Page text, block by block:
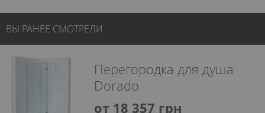
ВЫ РАНЕЕ СМОТРЕЛИ
Перегородка для душа
Dorado
от 18 357 грн